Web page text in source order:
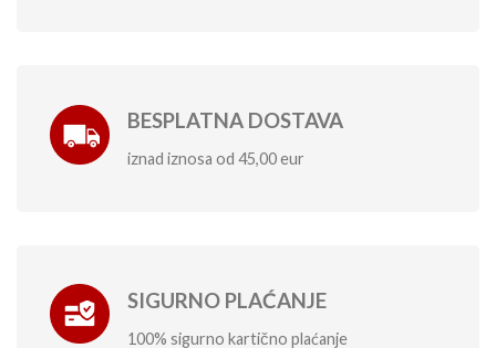
BESPLATNA DOSTAVA
iznad iznosa od 45,00 eur
SIGURNO PLAĆANJE
100% sigurno kartično plaćanje